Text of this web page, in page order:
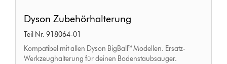
Zubehörhalterung
Dyson Zubehörhalterung
Teil Nr. 918064-01
Kompatibel mit allen Dyson BigBall™ Modellen. Ersatz-
Werkzeughalterung für deinen Bodenstaubsauger.